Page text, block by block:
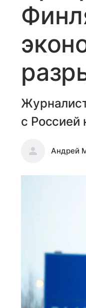
с Россией
Андрей